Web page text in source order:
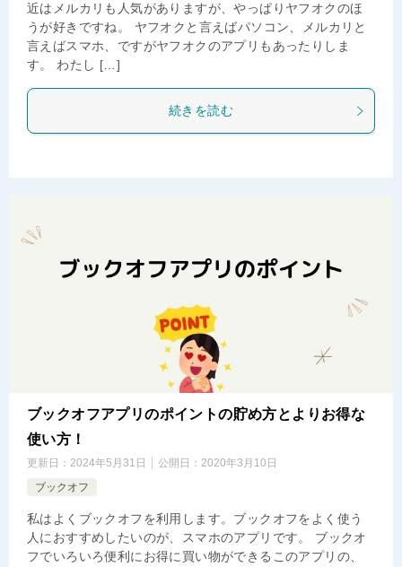
近はメルカリも人気がありますが、やっぱりヤフオクのほ
うが好きですね。 ヤフオクと言えばパソコン、メルカリと
言えばスマホ、ですがヤフオクのアプリもあったりしま
す。 わたし […]
続きを読む
ブックオフアプリのポイントの貯め方とよりお得な
使い方！
更新日： 2024年5月31日 公開日： 2020年3月10日
ブックオフ
私はよくブックオフを利用します。ブックオフをよく使う
人におすすめしたいのが、スマホのアプリです。 ブックオ
フでいろいろ便利にお得に買い物ができるこのアプリの、